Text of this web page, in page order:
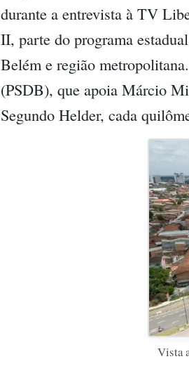
durante a entrevista à TV
II, parte do programa
Belém e região
(PSDB), que apoia Márcio
Segundo Helder, cada
Vista